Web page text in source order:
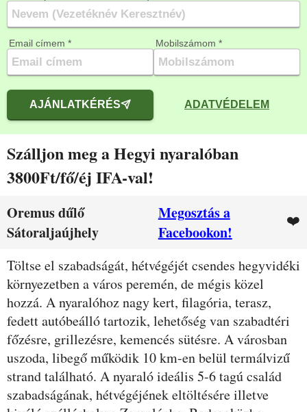
Email címem * Mobilszámom *
AJÁNLATKÉRÉS ADATVÉDELEM
Szálljon meg a Hegyi nyaralóban
3800Ft/fő/éj IFA-val!
Oremus dűlő
Sátoraljaújhely
Megosztás a
Facebookon!
❤️
Leírás
Töltse el szabadságát, hétvégéjét csendes hegyvidéki
környezetben a város peremén, de mégis közel
hozzá. A nyaralóhoz nagy kert, filagória, terasz,
fedett autóbeálló tartozik, lehetőség van szabadtéri
főzésre, grillezésre, kemencés sütésre. A városban
uszoda, libegő működik 10 km-en belül termálvizű
strand található. A nyaraló ideális 5-6 tagú család
szabadságának, hétvégéjének eltöltésére illetve